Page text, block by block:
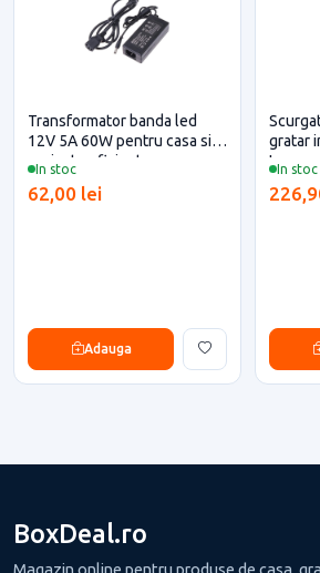
In stoc
Transformator banda led
12V 5A 60W pentru casa si
proiecte eficiente
62,00 lei
Adauga
In stoc
gratar
Inoxa
BoxDeal.ro
Magazin online pentru produse de casa,